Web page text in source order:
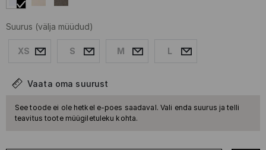
Suurus (välja müüdud)
XS S M L
Vaata oma suurust
See toode ei ole hetkel e-poes saadaval. Vali enda suurus ja telli
teavitus toote müügiletuleku kohta.